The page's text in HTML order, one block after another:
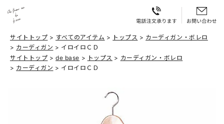
サイトトップ すべてのアイテム トップス
カーディガン・ボレロ
カーディガン
イロイロＣＤ
サイトトップ
de base トップス
カーディガン・ボレロ
カーディガン
イロイロＣＤ